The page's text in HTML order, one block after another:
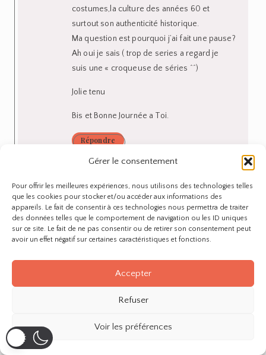
Gérer le consentement
Pour offrir les meilleures expériences, nous utilisons des technologies telles
que les cookies pour stocker et/ou accéder aux informations des
appareils. Le fait de consentir à ces technologies nous permettra de traiter
des données telles que le comportement de navigation ou les ID uniques
sur ce site. Le fait de ne pas consentir ou de retirer son consentement peut
avoir un effet négatif sur certaines caractéristiques et fonctions.
Accepter
Refuser
Voir les préférences
costumes,la culture des années 60 et
surtout son authenticité historique.
Ma question est pourquoi j’ai fait une pause?
Ah oui je sais ( trop de series a regard je
suis une « croqueuse de séries ^^)
Jolie tenu
Bis et Bonne Journée a Toi.
Répondre
Melle Dubndidu on 27 mars
2012
Eh oui c’est vrai qu’il y a
enormement de series donc je te
comprends, moi je n’en suis
final =) !
des bisous et merci!